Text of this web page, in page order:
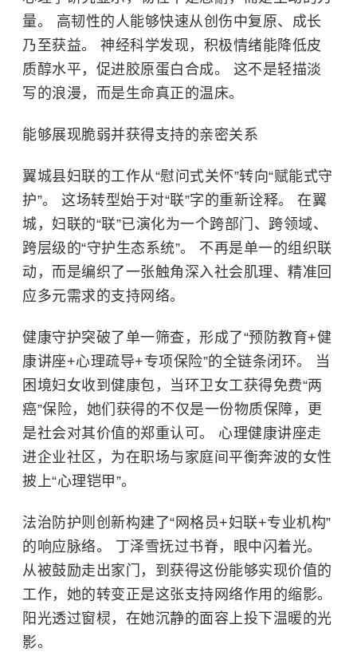
量。 高韧性的人能够快速从创伤中复原、成长
乃至获益。 神经科学发现，积极情绪能降低皮
质醇水平，促进胶原蛋白合成。 这不是轻描淡
写的浪漫，而是生命真正的温床。
能够展现脆弱并获得支持的亲密关系
翼城县妇联的工作从“慰问式关怀”转向“赋能式守
护”。 这场转型始于对“联”字的重新诠释。 在翼
城，妇联的“联”已演化为一个跨部门、跨领域、
跨层级的“守护生态系统”。 不再是单一的组织联
动，而是编织了一张触角深入社会肌理、精准回
应多元需求的支持网络。
健康守护突破了单一筛查，形成了“预防教育+健
康讲座+心理疏导+专项保险”的全链条闭环。 当
困境妇女收到健康包，当环卫女工获得免费“两
癌”保险，她们获得的不仅是一份物质保障，更
是社会对其价值的郑重认可。 心理健康讲座走
进企业社区，为在职场与家庭间平衡奔波的女性
披上“心理铠甲”。
法治防护则创新构建了“网格员+妇联+专业机构”
的响应脉络。 丁泽雪抚过书脊，眼中闪着光。
从被鼓励走出家门，到获得这份能够实现价值的
工作，她的转变正是这张支持网络作用的缩影。
阳光透过窗棂，在她沉静的面容上投下温暖的光
影。